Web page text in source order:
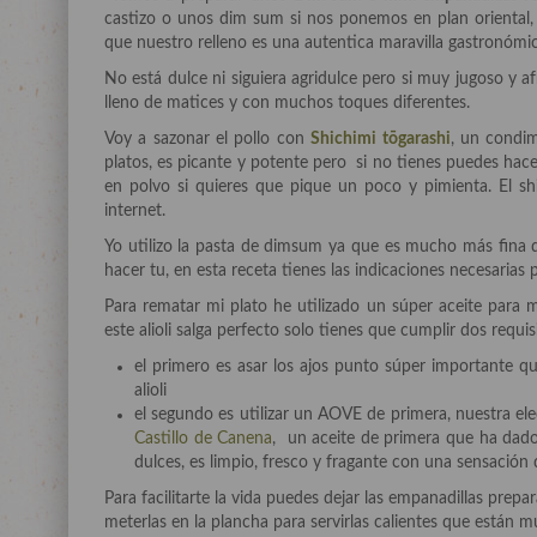
castizo o unos dim sum si nos ponemos en plan
que nuestro relleno es una autentica maravilla
No está dulce ni siguiera agridulce pero si muy jugoso y
lleno de matices y con muchos toques diferentes.
Voy a sazonar el pollo conShichimi tōgarashi, un
platos, es picante y potente pero si no tienes puedes
en polvo si quieres que pique un poco y pimienta. El
internet.
Yo utilizo la pasta de dimsum ya que es mucho más fina
hacer tu, en esta receta tienes las indicaciones necesarias
Para rematar mi plato he utilizado un súper aceite para
este alioli salga perfecto solo tienes que cumplir dos
el primero es asar los ajos punto súper importante
alioli
el segundo es utilizar un AOVE de primera, nuestra
Castillo de Canena, un aceite de primera que ha
dulces, es limpio, fresco y fragante con una sensación
Para facilitarte la vida puedes dejar las empanadillas
meterlas en la plancha para servirlas calientes que están